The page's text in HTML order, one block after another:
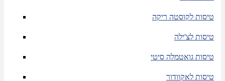
טיסות לקוסטה ריקה
טיסות לצ'ילה
טיסות גואטמלה סיטי
טיסות לאקוודור